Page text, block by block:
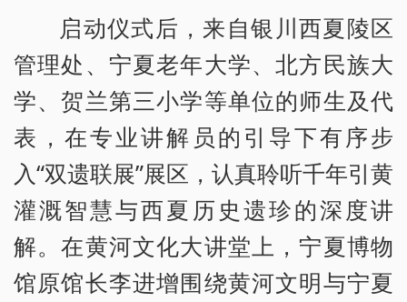
启动仪式后，来自银川西夏陵区
管理处、宁夏老年大学、北方民族大
学、贺兰第三小学等单位的师生及代
表，在专业讲解员的引导下有序步
入“双遗联展”展区，认真聆听千年引黄
灌溉智慧与西夏历史遗珍的深度讲
解。在黄河文化大讲堂上，宁夏博物
馆原馆长李进增围绕黄河文明与宁夏